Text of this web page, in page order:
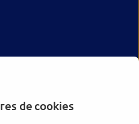
de cookies